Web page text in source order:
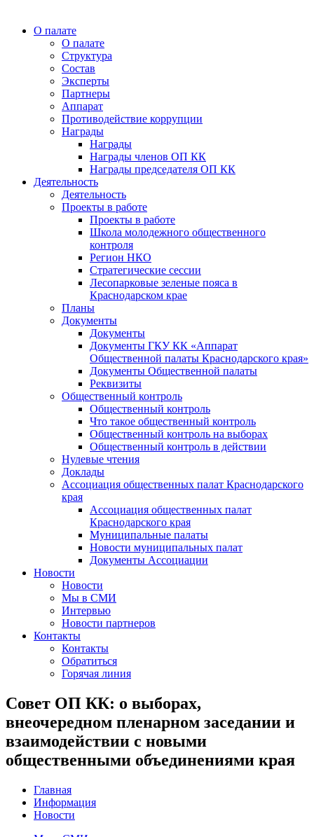
О палате
О палате
Структура
Состав
Эксперты
Партнеры
Аппарат
Противодействие коррупции
Награды
Награды
Награды членов ОП КК
Награды председателя ОП КК
Деятельность
Деятельность
Проекты в работе
Проекты в работе
Школа молодежного общественного
контроля
Регион НКО
Стратегические сессии
Лесопарковые зеленые пояса в
Краснодарском крае
Планы
Документы
Документы
Документы ГКУ КК «Аппарат
Общественной палаты Краснодарского края»
Документы Общественной палаты
Реквизиты
Общественный контроль
Общественный контроль
Что такое общественный контроль
Общественный контроль на выборах
Общественный контроль в действии
Нулевые чтения
Доклады
Ассоциация общественных палат Краснодарского
края
Ассоциация общественных палат
Краснодарского края
Муниципальные палаты
Новости муниципальных палат
Документы Ассоциации
Новости
Новости
Мы в СМИ
Интервью
Новости партнеров
Контакты
Контакты
Обратиться
Горячая линия
Совет ОП КК: о выборах,
внеочередном пленарном заседании и
взаимодействии с новыми
общественными объединениями края
Главная
Информация
Новости